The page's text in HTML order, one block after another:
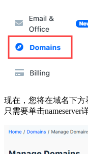
现在，您将在域名下
只需要单击nameserver